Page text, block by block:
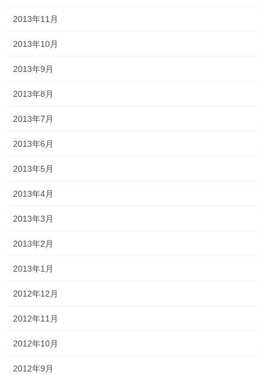
2013年11月
2013年10月
2013年9月
2013年8月
2013年7月
2013年6月
2013年5月
2013年4月
2013年3月
2013年2月
2013年1月
2012年12月
2012年11月
2012年10月
2012年9月